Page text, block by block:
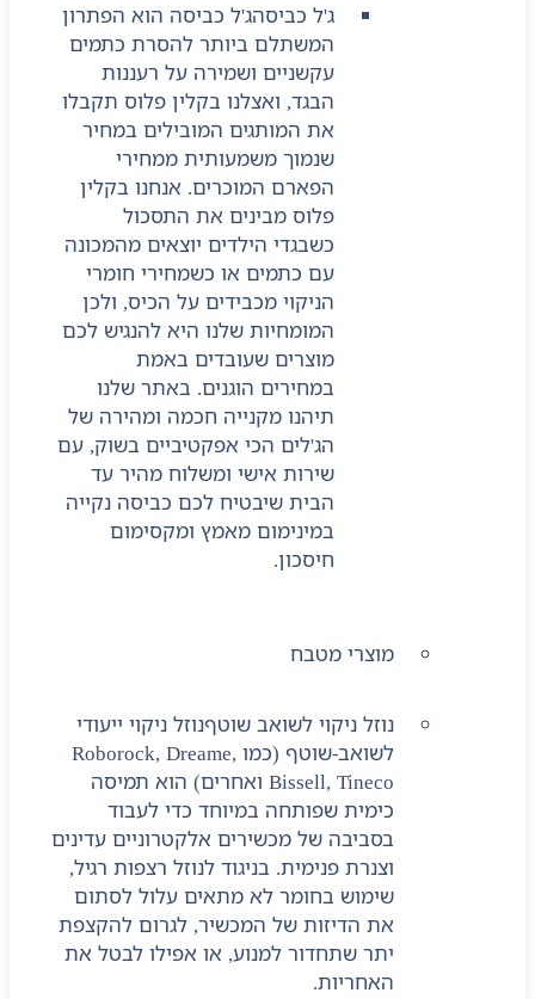
ג'ל כביסהג'ל כביסה הוא הפתרון
המשתלם ביותר להסרת כתמים
עקשניים ושמירה על רעננות
הבגד, ואצלנו בקלין פלוס תקבלו
את המותגים המובילים במחיר
שנמוך משמעותית ממחירי
הפארם המוכרים. אנחנו בקלין
פלוס מבינים את התסכול
כשבגדי הילדים יוצאים מהמכונה
עם כתמים או כשמחירי חומרי
הניקוי מכבידים על הכיס, ולכן
המומחיות שלנו היא להנגיש לכם
מוצרים שעובדים באמת
במחירים הוגנים. באתר שלנו
תיהנו מקנייה חכמה ומהירה של
הג'לים הכי אפקטיביים בשוק, עם
שירות אישי ומשלוח מהיר עד
הבית שיבטיח לכם כביסה נקייה
במינימום מאמץ ומקסימום
חיסכון.
מוצרי מטבח
נוזל ניקוי לשואב שוטףנוזל ניקוי ייעודי
לשואב-שוטף (כמו Roborock, Dreame,
Bissell, Tineco ואחרים) הוא תמיסה
כימית שפותחה במיוחד כדי לעבוד
בסביבה של מכשירים אלקטרוניים עדינים
וצנרת פנימית. בניגוד לנוזל רצפות רגיל,
שימוש בחומר לא מתאים עלול לסתום
את הדיזות של המכשיר, לגרום להקצפת
יתר שתחדור למנוע, או אפילו לבטל את
האחריות.